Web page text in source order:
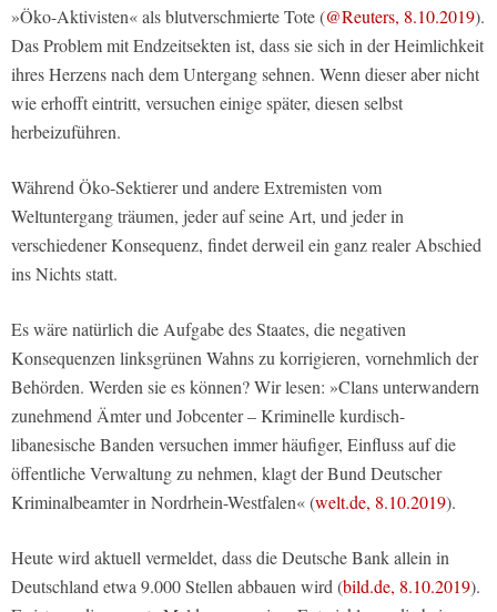
»Öko-Aktivisten« als blutverschmierte Tote (@Reuters, 8.10.2019).
Das Problem mit Endzeitsekten ist, dass sie sich in der Heimlichkeit
ihres Herzens nach dem Untergang sehnen. Wenn dieser aber nicht
wie erhofft eintritt, versuchen einige später, diesen selbst
herbeizuführen.
Während Öko-Sektierer und andere Extremisten vom
Weltuntergang träumen, jeder auf seine Art, und jeder in
verschiedener Konsequenz, findet derweil ein ganz realer Abschied
ins Nichts statt.
Es wäre natürlich die Aufgabe des Staates, die negativen
Konsequenzen linksgrünen Wahns zu korrigieren, vornehmlich der
Behörden. Werden sie es können? Wir lesen: »Clans unterwandern
zunehmend Ämter und Jobcenter – Kriminelle kurdisch-
libanesische Banden versuchen immer häufiger, Einfluss auf die
öffentliche Verwaltung zu nehmen, klagt der Bund Deutscher
Kriminalbeamter in Nordrhein-Westfalen« (welt.de, 8.10.2019).
Heute wird aktuell vermeldet, dass die Deutsche Bank allein in
Deutschland etwa 9.000 Stellen abbauen wird (bild.de, 8.10.2019).